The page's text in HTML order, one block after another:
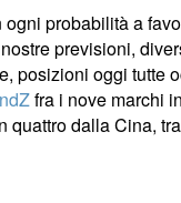
probabilità a
previsioni,
posizioni oggi tutte
fra i nove marchi
quattro dalla Cina,